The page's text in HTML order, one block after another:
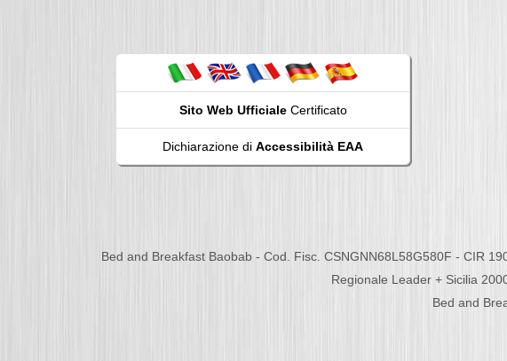
Sito Web UfficialeCertificato
Dichiarazione di Accessibilità EAA
Bed and Breakfast Baobab - Cod. Fisc. CSNGNN68L58G580F - CIR
Regionale Leader + Sicilia
Bed and